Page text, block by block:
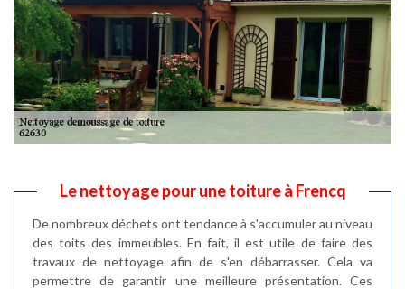
Le nettoyage pour une toiture à Frencq
De nombreux déchets ont tendance à s'accumuler au niveau
des toits des immeubles. En fait, il est utile de faire des
travaux de nettoyage afin de s'en débarrasser. Cela va
permettre de garantir une meilleure présentation. Ces